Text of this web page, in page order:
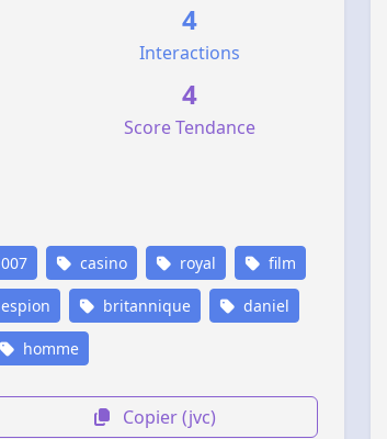
4
Interactions
4
Score Tendance
007 casino royal film
espion britannique daniel
homme
Copier (jvc)